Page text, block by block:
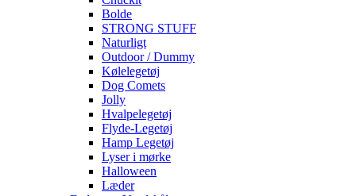
Bolde
STRONG STUFF
Naturligt
Outdoor / Dummy
Kølelegetøj
Dog Comets
Jolly
Hvalpelegetøj
Flyde-Legetøj
Hamp Legetøj
Lyser i mørke
Halloween
Læder